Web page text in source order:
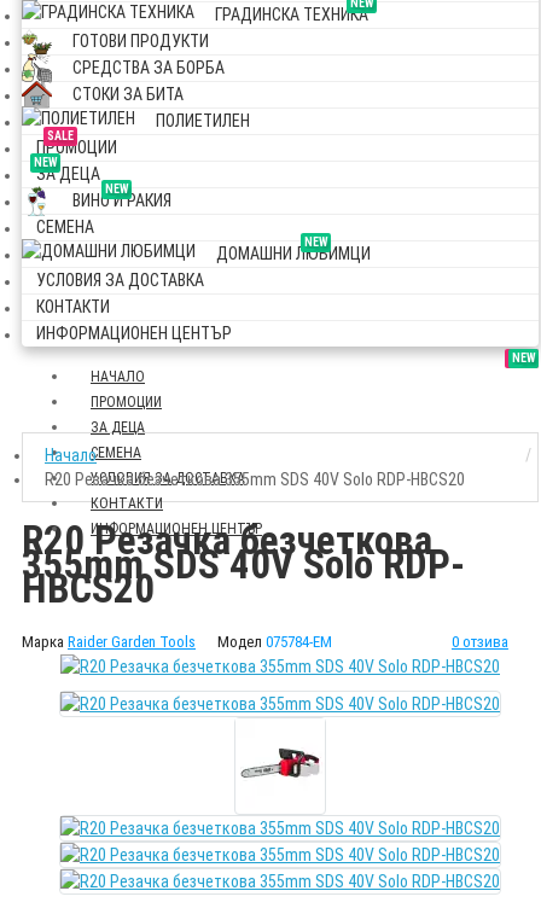
NEW
ГРАДИНСКА ТЕХНИКА
ГОТОВИ ПРОДУКТИ
СРЕДСТВА ЗА БОРБА
СТОКИ ЗА БИТА
ПОЛИЕТИЛЕН
SALE
ПРОМОЦИИ
NEW
ЗА ДЕЦА
NEW
ВИНО И РАКИЯ
СЕМЕНА
NEW
ДОМАШНИ ЛЮБИМЦИ
УСЛОВИЯ ЗА ДОСТАВКА
КОНТАКТИ
ИНФОРМАЦИОНЕН ЦЕНТЪР
НАЧАЛО
SALE
ПРОМОЦИИ
NEW
ЗА ДЕЦА
СЕМЕНА
УСЛОВИЯ ЗА ДОСТАВКА
КОНТАКТИ
ИНФОРМАЦИОНЕН ЦЕНТЪР
Начало
R20 Резачка безчеткова 355mm SDS 40V Solo RDP-HBCS20
R20 Резачка безчеткова
355mm SDS 40V Solo RDP-
HBCS20
Марка Raider Garden Tools Модел 075784-EM 0 отзива